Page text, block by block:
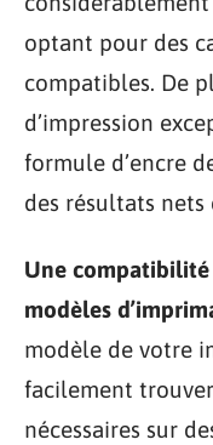
optant pour des
compatibles. De
d’impression
formule d’encre
des résultats nets
Une
modèles
modèle de votre
facilement
nécessaires sur